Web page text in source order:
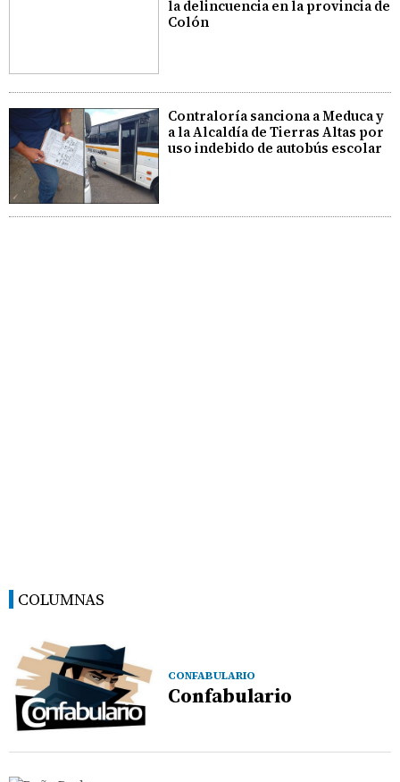
la delincuencia en la provincia de
Colón
Contraloría sanciona a Meduca y
a la Alcaldía de Tierras Altas por
uso indebido de autobús escolar
COLUMNAS
CONFABULARIO
Confabulario